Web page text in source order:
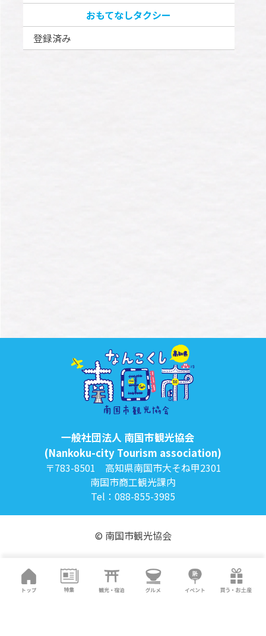
おもてなしタクシー
登録済み
一般社団法人 南国市観光協会
(Nankoku-city Tourism association)
〒783-8501 高知県南国市大そね甲2301
南国市商工観光課内
Tel：088-855-3985
© 南国市観光協会